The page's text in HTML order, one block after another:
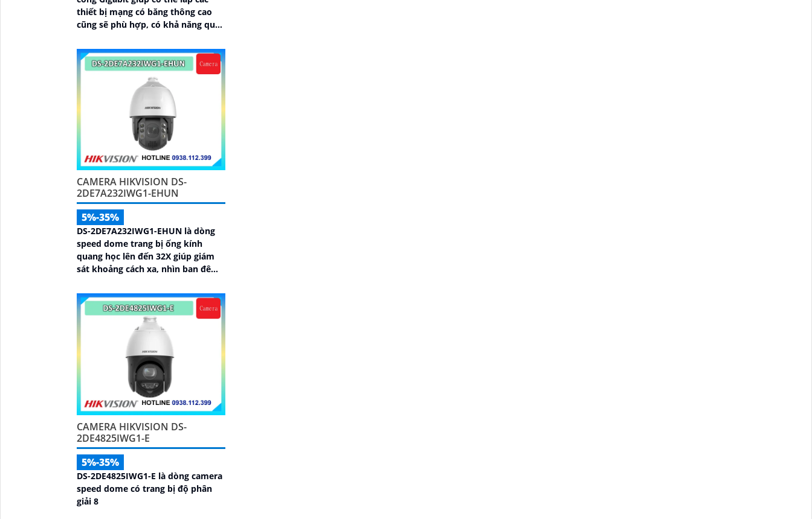
thiết bị mạng có băng thông cao
cũng sẽ phù hợp, có khả năng quản
công suất PoE lên đến 230W,
truyền dữ liệu lên đến 300m, vỏ
kim loại, chông sét 6kV
CAMERA HIKVISION DS-
2DE7A232IWG1-EHUN
5%-35%
DS-2DE7A232IWG1-EHUN là dòng
speed dome trang bị ống kính
quang học lên đến 32X giúp giám
sát khoảng cách xa, nhìn ban đêm
năng AcuSense nâng cao hiệu quả
giám sát an ninh, có tốc độ lấy nét
cao nhờ công nghệ Self-learning
CAMERA HIKVISION DS-
2DE4825IWG1-E
5%-35%
DS-2DE4825IWG1-E là dòng camera
speed dome có trang bị độ phân
giải 8